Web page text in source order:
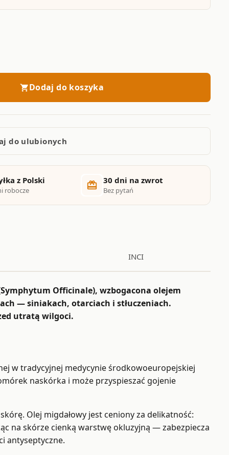
shopping_cartDodaj do koszyka
do ulubionych
z Polski
robocze card_giftcard 30 dni na zwrot
Bez pytań
INCI
Officinale), wzbogacona olejem
— siniakach, otarciach i stłuczeniach.
utratą wilgoci.
w tradycyjnej medycynie środkowoeuropejskiej
naskórka i może przyspieszać gojenie
Olej migdałowy jest ceniony za delikatność:
na skórze cienką warstwę okluzyjną — zabezpiecza
antyseptyczne.